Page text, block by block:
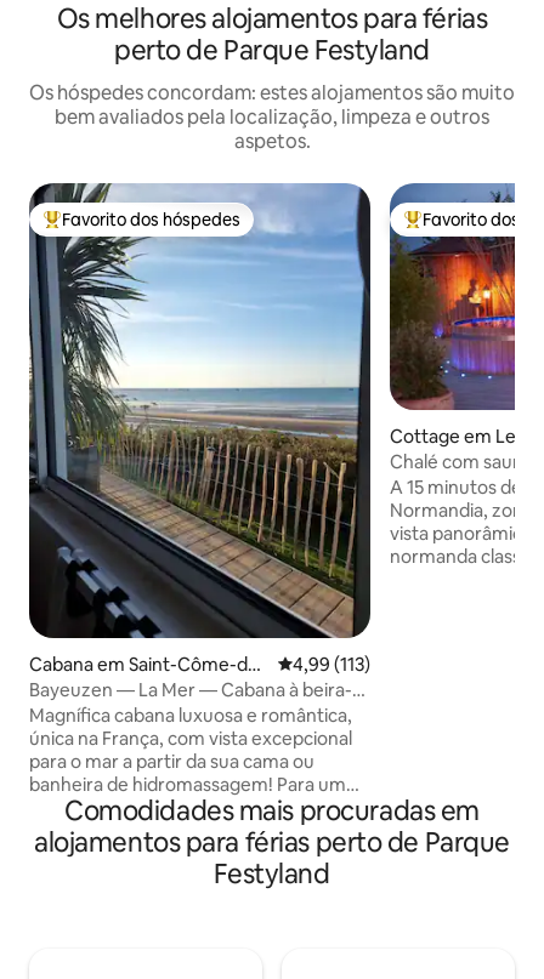
Os melhores alojamentos para férias
perto de Parque Festyland
Os hóspedes concordam: estes alojamentos são muito
bem avaliados pela localização, limpeza e outros
aspetos.
Favoritos dos hóspedes mais apreciados
Favorito dos hóspedes
Cabana em Saint-Côme-de-
Fresné
Classificação média de 4,99 em
4,99 (113)
Bayeuzen — La Mer — Cabana à beira-
mar com vista para o mar 180°
Magnífica cabana luxuosa e romântica,
única na França, com vista excepcional
para o mar a partir da sua cama ou
banheira de hidromassagem! Para um
pedido de casamento ou uma noite
mágica fora do tempo, este lugar lhe
dará o desejo... de ficar lá. Momento de
Favoritos dos
Favorito dos
Cottage em Les
Cinglais
Chalé com sauna
panorâmica
A 15 minutos de
Normandia, zona
vista panorâmica,
normanda
e rara.
Comodidades mais procuradas em
alojamentos para férias perto de Parque
Festyland